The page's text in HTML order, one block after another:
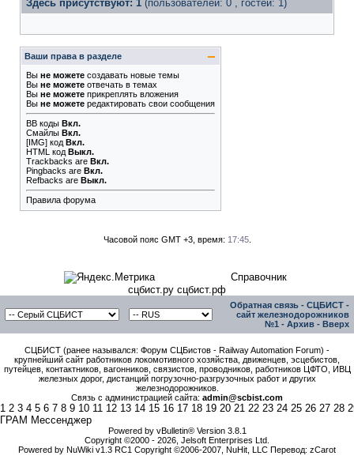
Здесь присутствуют: 1 (пользователей: 0 , гостей: 1)
Ваши права в разделе
Вы не можете создавать новые темы
Вы не можете отвечать в темах
Вы не можете прикреплять вложения
Вы не можете редактировать свои сообщения
BB коды Вкл.
Смайлы Вкл.
[IMG] код Вкл.
HTML код Выкл.
Trackbacks are Вкл.
Pingbacks are Вкл.
Refbacks are Выкл.
Правила форума
Часовой пояс GMT +3, время: 17:45.
Справочник
сцбист.ру сцбист.рф
Обратная связь - СЦБИСТ -
сайт железнодорожников
№1 - Архив - Вверх
СЦБИСТ (ранее назывался: Форум СЦБистов - Railway Automation Forum) -
крупнейший сайт работников локомотивного хозяйства, движенцев, эсцебистов,
путейцев, контактников, вагонников, связистов, проводников, работников ЦФТО, ИВЦ
железных дорог, дистанций погрузочно-разгрузочных работ и других
железнодорожников.
Связь с администрацией сайта: admin@scbist.com
1 2 3 4 5 6 7 8 9 10 11 12 13 14 15 16 17 18 19 20 21 22 23 24 25 26 27 28
ГРАМ Мессенджер
Powered by vBulletin® Version 3.8.1
Copyright ©2000 - 2026, Jelsoft Enterprises Ltd.
Powered by NuWiki v1.3 RC1 Copyright ©2006-2007, NuHit, LLC Перевод: zCarot